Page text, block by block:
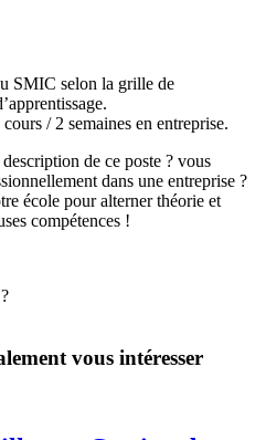
SMIC selon la grille de
/ 2 semaines en entreprise.
de ce poste ? vous
dans une entreprise ?
école pour alterner théorie et
compétences !
vous intéresser